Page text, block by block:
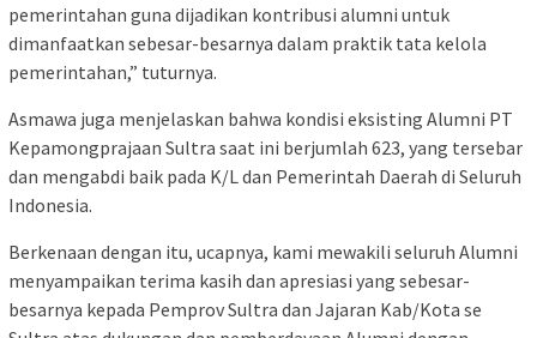
pemerintahan guna dijadikan kontribusi alumni untuk
dimanfaatkan sebesar-besarnya dalam praktik tata kelola
pemerintahan,” tuturnya.
Asmawa juga menjelaskan bahwa kondisi eksisting Alumni PT
Kepamongprajaan Sultra saat ini berjumlah 623, yang tersebar
dan mengabdi baik pada K/L dan Pemerintah Daerah di Seluruh
Indonesia.
Berkenaan dengan itu, ucapnya, kami mewakili seluruh Alumni
menyampaikan terima kasih dan apresiasi yang sebesar-
besarnya kepada Pemprov Sultra dan Jajaran Kab/Kota se